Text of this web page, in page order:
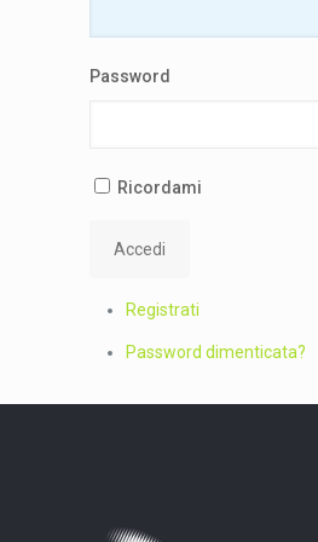
Password
Ricordami
Accedi
Registrati
Password dimenticata?